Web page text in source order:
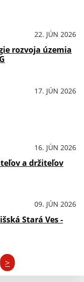
22. JÚN 2026
rozvoja územia
17. JÚN 2026
16. JÚN 2026
a držiteľov
09. JÚN 2026
Stará Ves -
>